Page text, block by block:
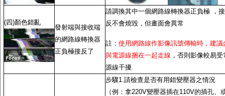
(四)顏色錯亂
發射端與接收端
的網路線轉換器
正負極接反了
請調換其中一個網路線轉換器正負極 ，接
反不會燒毀，但畫面會異常
註： 使用網路線作影像訊號傳輸時，建議
與電源線捆在一起走線 ，否則影像較易受
源線干擾
步驟1.請檢查是否有用錯變壓器之情況
（例：拿220V變壓器插在110V的插孔、